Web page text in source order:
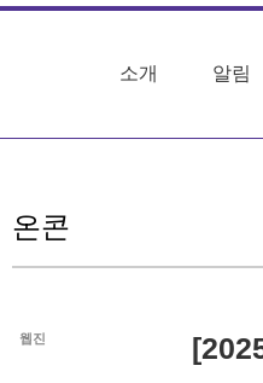
소개 알림
온콘
웹진